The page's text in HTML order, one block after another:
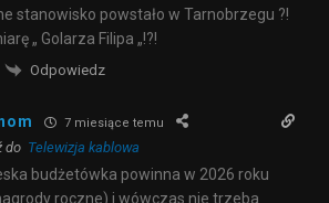
stanowisko powstało w Tarnobrzegu ?!
„ Golarza Filipa „!?!
Odpowiedz
7 miesiące temu
do Telewizja kablowa
budżetówka powinna w 2026 roku
roczne) i wówczas nie trzeba